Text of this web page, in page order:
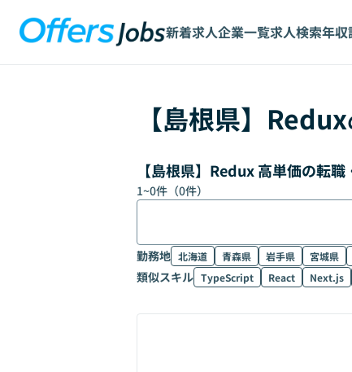
新着求人企業一覧求人検索年収
【島根県】 Redux
【島根県】Redux 高単価の転
1~0件（0件）
勤務地 北海道 青森県 岩手県 宮城県
類似スキル TypeScript React Next.js